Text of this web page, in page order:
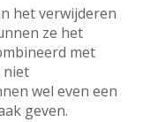
het verwijderen
ze het
met
niet
wel even een
geven.